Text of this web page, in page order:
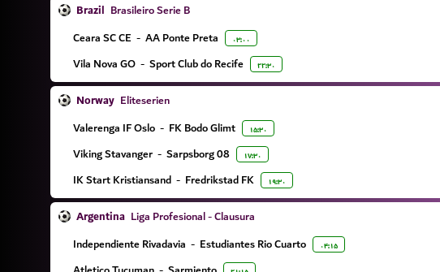
Brazil Brasileiro Serie B
Ceara SC CE - AA Ponte Preta ۰۳:۰۰
Vila Nova GO - Sport Club do Recife ۲۲:۳۰
Norway Eliteserien
Valerenga IF Oslo - FK Bodo Glimt ۱۵:۳۰
Viking Stavanger - Sarpsborg 08 ۱۷:۳۰
IK Start Kristiansand - Fredrikstad FK ۱۹:۳۰
Argentina Liga Profesional - Clausura
Independiente Rivadavia - Estudiantes Rio Cuarto ۰۴:۱۵